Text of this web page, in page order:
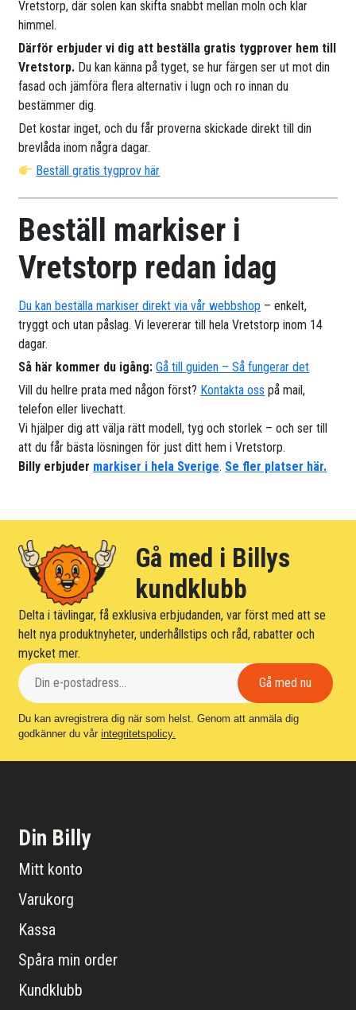
Vretstorp, där solen kan skifta snabbt mellan moln och klar
himmel.
Därför erbjuder vi dig att beställa gratis tygprover hem till
Vretstorp. Du kan känna på tyget, se hur färgen ser ut mot din
fasad och jämföra flera alternativ i lugn och ro innan du
bestämmer dig.
Det kostar inget, och du får proverna skickade direkt till din
brevlåda inom några dagar.
Beställ gratis tygprov här
Beställ markiser i
Vretstorp redan idag
Du kan beställa markiser direkt via vår webbshop – enkelt,
tryggt och utan påslag. Vi levererar till hela Vretstorp inom 14
dagar.
Så här kommer du igång: Gå till guiden – Så fungerar det
Vill du hellre prata med någon först? Kontakta oss på mail,
telefon eller livechatt.
Vi hjälper dig att välja rätt modell, tyg och storlek – och ser till
att du får bästa lösningen för just ditt hem i Vretstorp.
Billy erbjuder markiser i hela Sverige. Se fler platser här.
Gå med i Billys
kundklubb
Delta i tävlingar, få exklusiva erbjudanden, var först med att se
helt nya produktnyheter, underhållstips och råd, rabatter och
mycket mer.
Du kan avregistrera dig när som helst. Genom att anmäla dig
godkänner du vårintegritetspolicy.
Din Billy
Mitt konto
Varukorg
Kassa
Spåra min order
Kundklubb